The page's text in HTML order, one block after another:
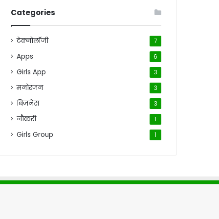
Categories
टेक्नोलॉजी 7
Apps 6
Girls App 3
मनोरंजन 3
बिजनेस 3
नौकरी 1
Girls Group 1